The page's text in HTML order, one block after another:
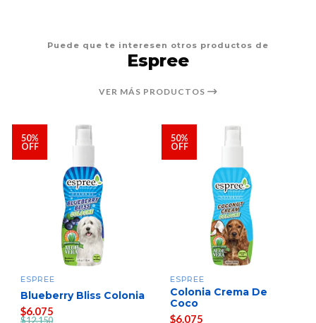
Puede que te interesen otros productos de
Espree
VER MÁS PRODUCTOS
50%
OFF
ESPREE
Blueberry Bliss Colonia
$6.075
$12.150
50%
OFF
ESPREE
Colonia Crema De
Coco
$6.075